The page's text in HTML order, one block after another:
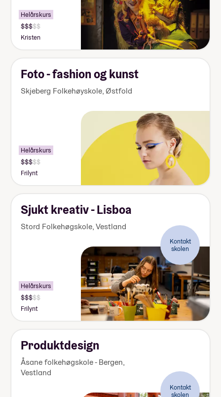
Helårskurs
Pris:
140
155
000
kr
Kristen
Foto - fashion og kunst
Skjeberg Folkehøyskole,Østfold
Helårskurs
Pris:
140
155
000
Frilynt
Sjukt kreativ - Lisboa
Stord Folkehøgskole,Vestland
Kontakt
skolen
Helårskurs
Pris:
140
155
000
Frilynt
Produktdesign
Åsane folkehøgskole - Bergen,
Vestland
Kontakt
skolen